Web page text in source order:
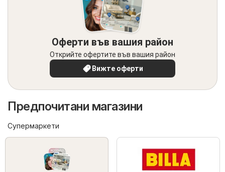
Оферти във вашия район
Открийте офертите във вашия район
Вижте оферти
Предпочитани магазини
Супермаркети